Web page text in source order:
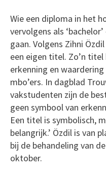
Wie een diploma in het
vervolgens als
gaan. Volgens Zihni
een eigen titel. Zo’n
erkenning en
mbo’ers. In dagblad
vakstudenten zijn de
geen symbool van
Een titel is symbolisch,
belangrijk.’ Özdil is van
bij de behandeling van
oktober.